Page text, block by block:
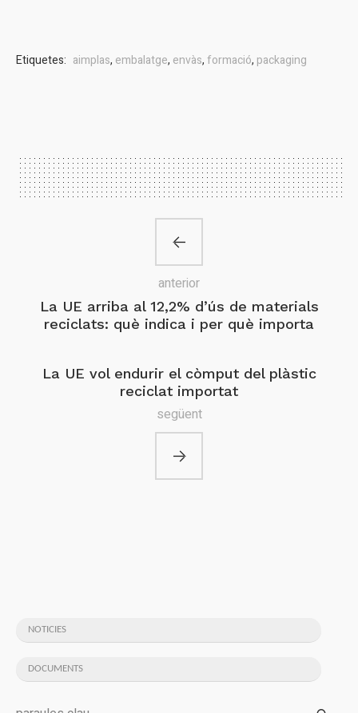
Etiquetes: aimplas, embalatge, envàs,formació, packaging
La UE arriba al 12,2% d’ús de materials
reciclats: què indica i per què importa
anterior
La UE vol endurir el còmput del plàstic
reciclat importat
següent
NOTICIES
DOCUMENTS